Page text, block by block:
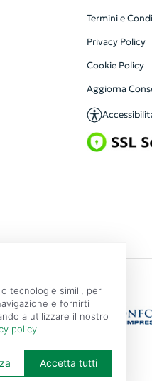
Termini e
Privacy Policy
Cookie Policy
Aggiorna